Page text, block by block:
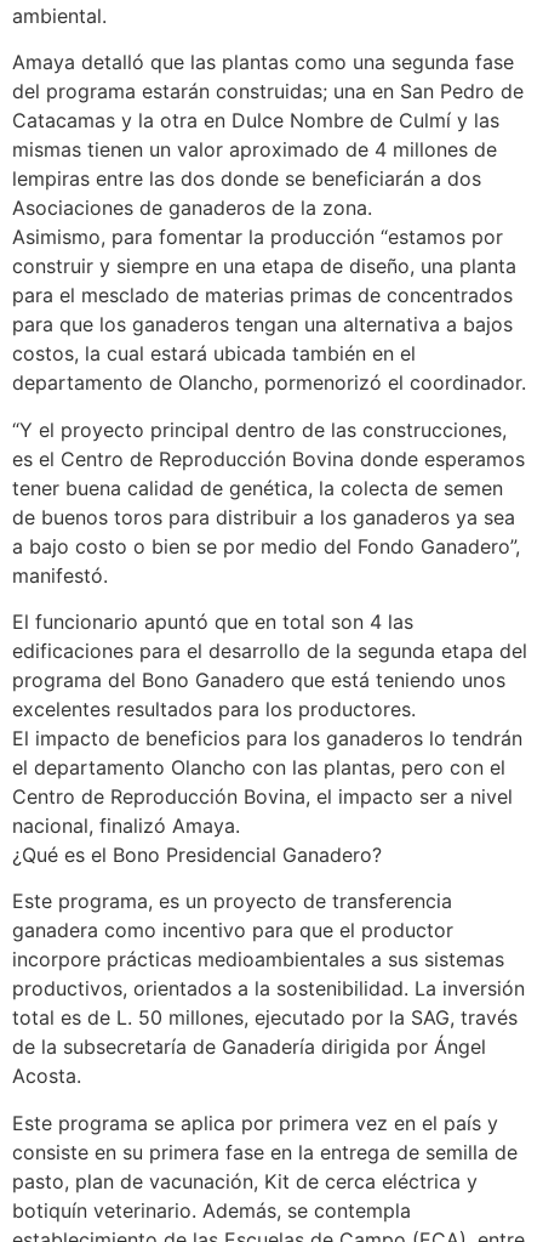
ambiental.
Amaya detalló que las plantas como una segunda fase
del programa estarán construidas; una en San Pedro de
Catacamas y la otra en Dulce Nombre de Culmí y las
mismas tienen un valor aproximado de 4 millones de
lempiras entre las dos donde se beneficiarán a dos
Asociaciones de ganaderos de la zona.
Asimismo, para fomentar la producción “estamos por
construir y siempre en una etapa de diseño, una planta
para el mesclado de materias primas de concentrados
para que los ganaderos tengan una alternativa a bajos
costos, la cual estará ubicada también en el
departamento de Olancho, pormenorizó el coordinador.
“Y el proyecto principal dentro de las construcciones,
es el Centro de Reproducción Bovina donde esperamos
tener buena calidad de genética, la colecta de semen
de buenos toros para distribuir a los ganaderos ya sea
a bajo costo o bien se por medio del Fondo Ganadero”,
manifestó.
El funcionario apuntó que en total son 4 las
edificaciones para el desarrollo de la segunda etapa del
programa del Bono Ganadero que está teniendo unos
excelentes resultados para los productores.
El impacto de beneficios para los ganaderos lo tendrán
el departamento Olancho con las plantas, pero con el
Centro de Reproducción Bovina, el impacto ser a nivel
nacional, finalizó Amaya.
¿Qué es el Bono Presidencial Ganadero?
Este programa, es un proyecto de transferencia
ganadera como incentivo para que el productor
incorpore prácticas medioambientales a sus sistemas
productivos, orientados a la sostenibilidad. La inversión
total es de L. 50 millones, ejecutado por la SAG, través
de la subsecretaría de Ganadería dirigida por Ángel
Acosta.
Este programa se aplica por primera vez en el país y
consiste en su primera fase en la entrega de semilla de
pasto, plan de vacunación, Kit de cerca eléctrica y
botiquín veterinario. Además, se contempla